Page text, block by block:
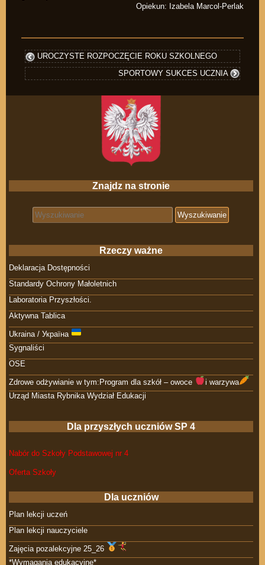
Opiekun: Izabela Marcol-Perlak
UROCZYSTE ROZPOCZĘCIE ROKU SZKOLNEGO
SPORTOWY SUKCES UCZNIA
Znajdz na stronie
Search for:
Rzeczy ważne
Deklaracja Dostępności
Standardy Ochrony Małoletnich
Laboratoria Przyszłości.
Aktywna Tablica
Ukraina / Україна
Sygnaliści
OSE
Zdrowe odżywianie w tym:Program dla szkół – owoce
i warzywa
Urząd Miasta Rybnika Wydział Edukacji
Dla przyszłych uczniów SP 4
Nabór do Szkoły Podstawowej nr 4
Oferta Szkoły
Dla uczniów
Plan lekcji uczeń
Plan lekcji nauczyciele
Zajęcia pozalekcyjne 25_26
*Wymagania edukacyjne*